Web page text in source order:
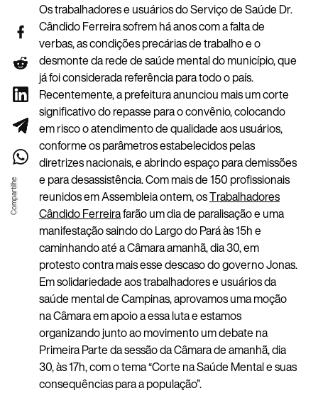
Os trabalhadores e usuários do Serviço de Saúde Dr.
Cândido Ferreira sofrem há anos com a falta de
verbas, as condições precárias de trabalho e o
desmonte da rede de saúde mental do município, que
já foi considerada referência para todo o país.
Recentemente, a prefeitura anunciou mais um corte
significativo do repasse para o convênio, colocando
em risco o atendimento dequalidade aos usuários,
conforme os parâmetros estabelecidos pelas
diretrizes nacionais, e abrindo espaço para demissões
e para desassistência. Com mais de 150 profissionais
reunidos em Assembleia ontem, osTrabalhadores
Cândido Ferreirafarão um dia de paralisação e uma
manifestação saindo do Largo do Pará às 15h e
caminhando até a Câmara amanhã, dia 30, em
protesto contra mais esse descaso do governo Jonas.
Em solidariedade aos trabalhadores e usuários da
saúde mental de Campinas, aprovamos uma moção
na Câmara em apoio a essa luta e estamos
organizando junto ao movimento um debate na
Primeira Parte da sessão da Câmara de amanhã, dia
30, às 17h, com o tema “Corte na Saúde Mental e suas
consequências para a população”.